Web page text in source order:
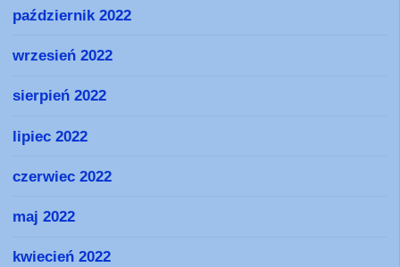
październik 2022
wrzesień 2022
sierpień 2022
lipiec 2022
czerwiec 2022
maj 2022
kwiecień 2022